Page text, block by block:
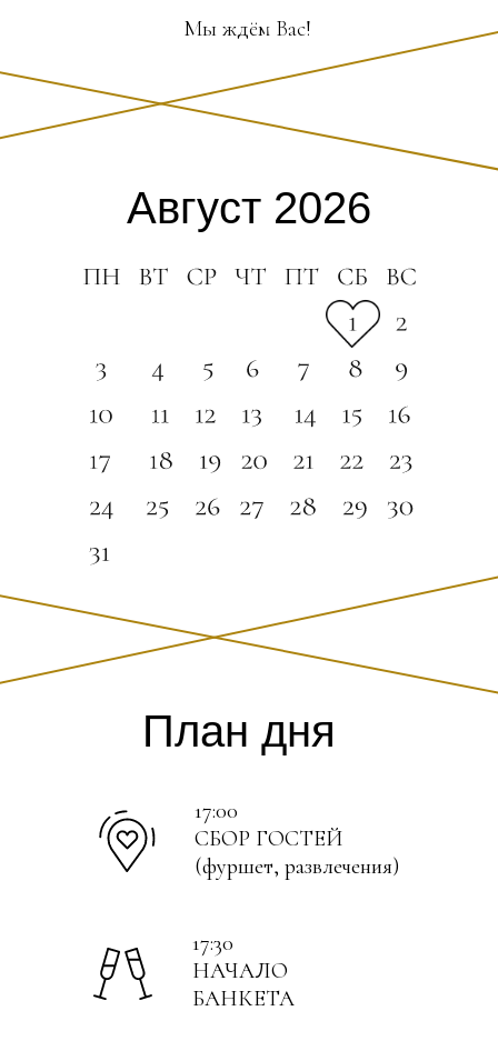
Мы ждём Вас!
Август 2026
План дня
17:00
СБОР ГОСТЕЙ
(фуршет, развлечения)
17:30
НАЧАЛО
БАНКЕТА